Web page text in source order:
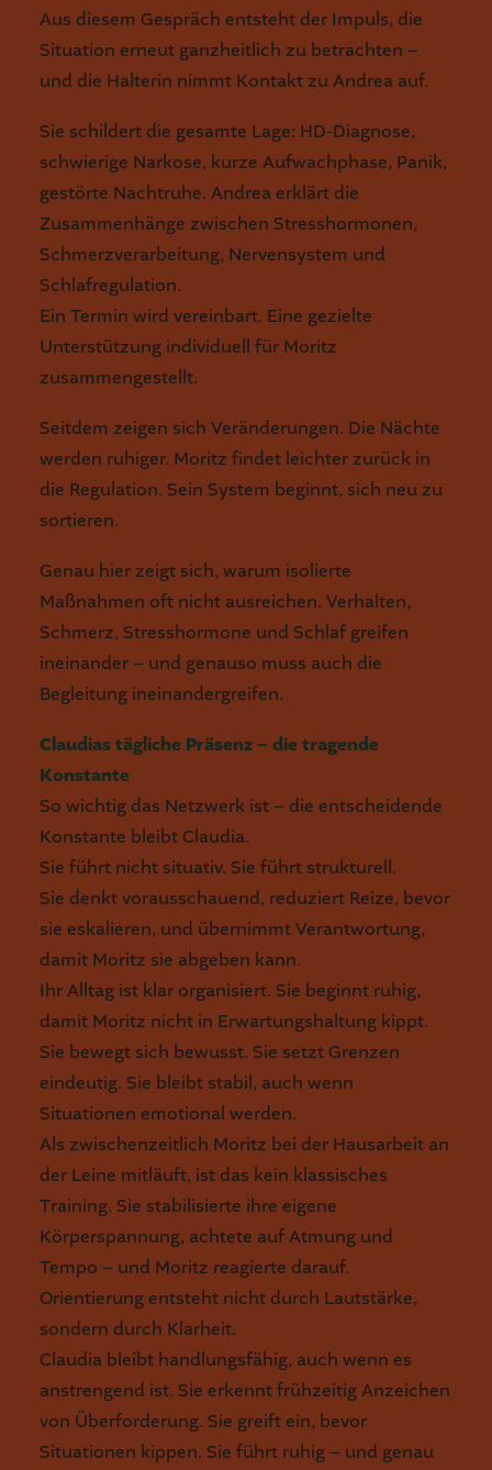
Aus diesem Gespräch entsteht der Impuls, die
Situation erneut ganzheitlich zu betrachten –
und die Halterin nimmt Kontakt zu Andrea auf.
Sie schildert die gesamte Lage: HD-Diagnose,
schwierige Narkose, kurze Aufwachphase, Panik,
gestörte Nachtruhe. Andrea erklärt die
Zusammenhänge zwischen Stresshormonen,
Schmerzverarbeitung, Nervensystem und
Schlafregulation.
Ein Termin wird vereinbart. Eine gezielte
Unterstützung individuell für Moritz
zusammengestellt.
Seitdem zeigen sich Veränderungen. Die Nächte
werden ruhiger. Moritz findet leichter zurück in
die Regulation. Sein System beginnt, sich neu zu
sortieren.
Genau hier zeigt sich, warum isolierte
Maßnahmen oft nicht ausreichen. Verhalten,
Schmerz, Stresshormone und Schlaf greifen
ineinander – und genauso muss auch die
Begleitung ineinandergreifen.
Claudias tägliche Präsenz – die tragende
Konstante
So wichtig das Netzwerk ist – die entscheidende
Konstante bleibt Claudia.
Sie führt nicht situativ. Sie führt strukturell.
Sie denkt vorausschauend, reduziert Reize, bevor
sie eskalieren, und übernimmt Verantwortung,
damit Moritz sie abgeben kann.
Ihr Alltag ist klar organisiert. Sie beginnt ruhig,
damit Moritz nicht in Erwartungshaltung kippt.
Sie bewegt sich bewusst. Sie setzt Grenzen
eindeutig. Sie bleibt stabil, auch wenn
Situationen emotional werden.
Als zwischenzeitlich Moritz bei der Hausarbeit an
der Leine mitläuft, ist das kein klassisches
Training. Sie stabilisierte ihre eigene
Körperspannung, achtete auf Atmung und
Tempo – und Moritz reagierte darauf.
Orientierung entsteht nicht durch Lautstärke,
sondern durch Klarheit.
Claudia bleibt handlungsfähig, auch wenn es
anstrengend ist. Sie erkennt frühzeitig Anzeichen
von Überforderung. Sie greift ein, bevor
Situationen kippen. Sie führt ruhig – und genau